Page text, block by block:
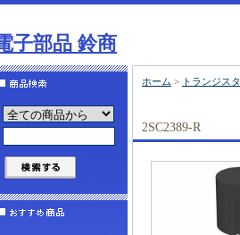
子部品 鈴商
ホーム > トランジスタ
2SC2389-R